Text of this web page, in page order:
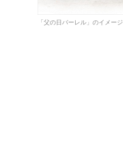
「父の日バーレル」のイメージ